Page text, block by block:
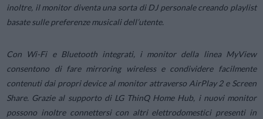
inoltre, il monitor diventa una sorta di DJ personale creando playlist
basate sulle preferenze musicali dell’utente.
Con Wi-Fi e Bluetooth integrati, i monitor della linea MyView
consentono di fare mirroring wireless e condividere facilmente
contenuti dai propri device al monitor attraverso AirPlay 2 e Screen
Share. Grazie al supporto di LG ThinQ Home Hub, i nuovi monitor
possono inoltre connettersi con altri elettrodomestici presenti in